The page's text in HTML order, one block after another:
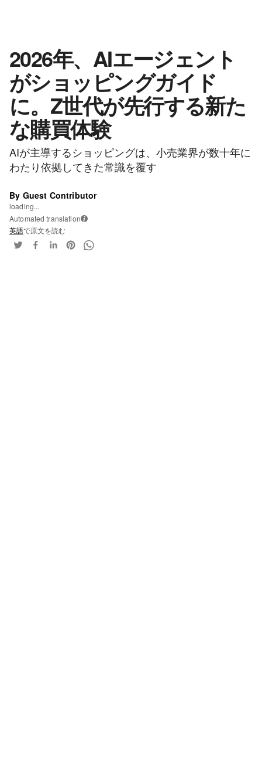
2026年、AIエージェント
がショッピングガイド
に。Z世代が先行する新た
な購買体験
AIが主導するショッピングは、小売業界が数十年に
わたり依拠してきた常識を覆す
By Guest Contributor
loading...
Automated translation i
英語で原文を読む